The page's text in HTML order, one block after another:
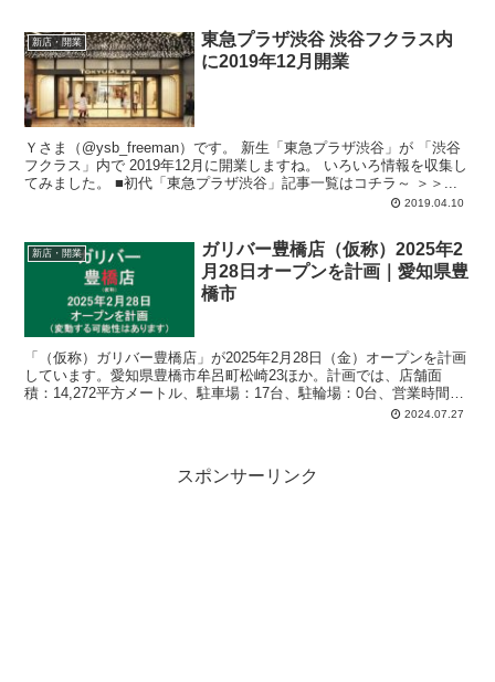
新店・開業
東急プラザ渋谷 渋谷フクラス内
に2019年12月開業
Ｙさま（@ysb_freeman）です。 新生「東急プラザ渋谷」が 「渋谷
フクラス」内で 2019年12月に開業しますね。 いろいろ情報を収集し
てみました。 ■初代「東急プラザ渋谷」記事一覧はコチラ～ ＞＞...
2019.04.10
新店・開業
ガリバー豊橋店（仮称）2025年2
月28日オープンを計画｜愛知県豊
橋市
「（仮称）ガリバー豊橋店」が2025年2月28日（金）オープンを計画
しています。愛知県豊橋市牟呂町松崎23ほか。計画では、店舗面
積：14,272平方メートル、駐車場：17台、駐輪場：0台、営業時間：
2024.07.27
スポンサーリンク